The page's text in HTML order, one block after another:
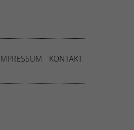
KONTAKT